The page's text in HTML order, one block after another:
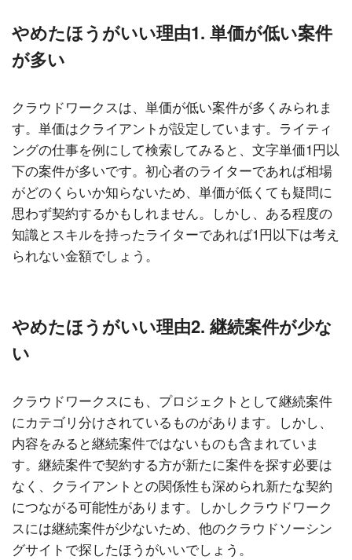
やめたほうがいい理由1. 単価が低い案件
が多い
クラウドワークスは、単価が低い案件が多くみられま
す。単価はクライアントが設定しています。ライティ
ングの仕事を例にして検索してみると、文字単価1円以
下の案件が多いです。初心者のライターであれば相場
がどのくらいか知らないため、単価が低くても疑問に
思わず契約するかもしれません。しかし、ある程度の
知識とスキルを持ったライターであれば1円以下は考え
られない金額でしょう。
やめたほうがいい理由2. 継続案件が少な
い
クラウドワークスにも、プロジェクトとして継続案件
にカテゴリ分けされているものがあります。しかし、
内容をみると継続案件ではないものも含まれていま
す。継続案件で契約する方が新たに案件を探す必要は
なく、クライアントとの関係性も深められ新たな契約
につながる可能性があります。しかしクラウドワーク
スには継続案件が少ないため、他のクラウドソーシン
グサイトで探したほうがいいでしょう。